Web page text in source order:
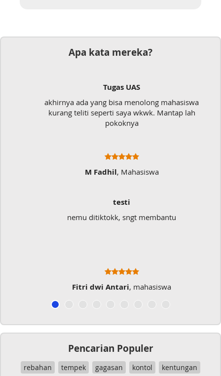
Apa kata mereka?
Tugas UAS
akhirnya ada yang bisa menolong mahasiswa
kurang teliti seperti saya wkwk. Mantap lah
pokoknya
M Fadhil, Mahasiswa
testi
nemu ditiktokk, sngt membantu
Fitri dwi Antari, mahasiswa
Pencarian Populer
rebahan tempek gagasan kontol kentungan